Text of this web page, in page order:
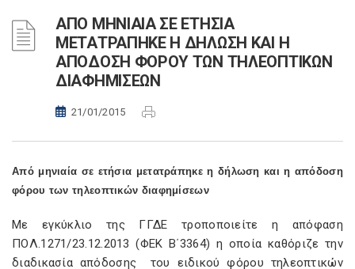
ΑΠΟ ΜΗΝΙΑΙΑ ΣΕ ΕΤΗΣΙΑ
ΜΕΤΑΤΡΑΠΗΚΕ Η ΔΗΛΩΣΗ ΚΑΙ Η
ΑΠΟΔΟΣΗ ΦΟΡΟΥ ΤΩΝ ΤΗΛΕΟΠΤΙΚΩΝ
ΔΙΑΦΗΜΙΣΕΩΝ
21/01/2015
Από μηνιαία σε ετήσια μετατράπηκε η δήλωση και η απόδοση
φόρου των τηλεοπτικών διαφημίσεων
Με εγκύκλιο της ΓΓΔΕ τροποποιείτε η απόφαση
ΠΟΛ.1271/23.12.2013 (ΦΕΚ Β΄3364) η οποία καθόριζε την
διαδικασία απόδοσης του ειδικού φόρου τηλεοπτικών